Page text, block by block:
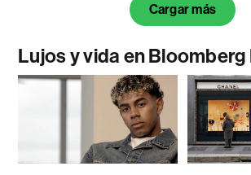
Cargar más
Lujos y vida en Bloomberg